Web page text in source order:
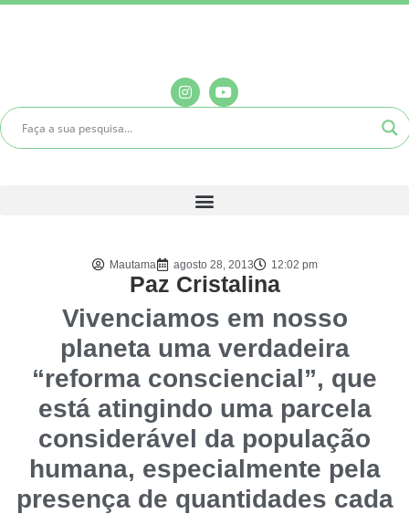
Mautama agosto 28, 2013 12:02 pm
Paz Cristalina
Vivenciamos em nosso
planeta uma verdadeira
“reforma consciencial”, que
está atingindo uma parcela
considerável da população
humana, especialmente pela
presença de quantidades cada